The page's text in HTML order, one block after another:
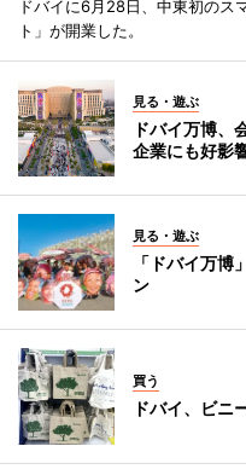
ドバイに6月28日、中東初のス
ト」が開業した。
見る・遊ぶ
ドバイ万博
企業にも好影
見る・遊ぶ
「ドバイ万
ン
買う
ドバイ、ビニ